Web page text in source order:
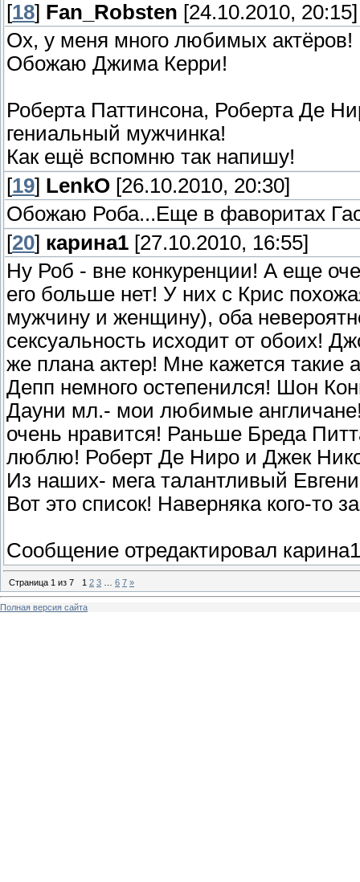
[18] Fan_Robsten [24.10.2010, 20:15]
Ох, у меня много любимых актёров!
Обожаю Джима Керри!
Роберта Паттинсона, Роберта Де
гениальный мужчинка!
Как ещё вспомню так напишу!
[19] LenkO [26.10.2010, 20:30]
Обожаю Роба...Еще в фаворитах
[20] карина1 [27.10.2010, 16:55]
Ну Роб - вне конкуренции! А еще
его больше нет! У них с Крис
мужчину и женщину), оба
сексуальность исходит от обоих!
же плана актер! Мне кажется такие
Депп немного остепенился! Шон
Дауни мл.- мои любимые
очень нравится! Раньше Бреда
люблю! Роберт Де Ниро и Джек
Из наших- мега талантливый
Вот это список! Наверняка кого-то
Сообщение отредактировал карина1
Страница 1 из 7 1 2 3 6 7 »
Полная версия сайта